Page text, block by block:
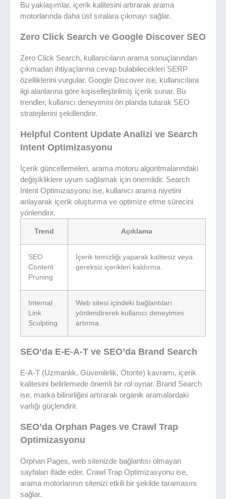
Bu yaklaşımlar, içerik kalitesini artırarak arama
motorlarında daha üst sıralara çıkmayı sağlar.
Zero Click Search ve Google Discover SEO
Zero Click Search, kullanıcıların arama sonuçlarından
çıkmadan ihtiyaçlarına cevap bulabilecekleri SERP
özelliklerini vurgular. Google Discover ise, kullanıcılara
ilgi alanlarına göre kişiselleştirilmiş içerik sunar. Bu
trendler, kullanıcı deneyimini ön planda tutarak SEO
stratejilerini şekillendirir.
Helpful Content Update Analizi ve Search
Intent Optimizasyonu
İçerik güncellemeleri, arama motoru algoritmalarındaki
değişikliklere uyum sağlamak için önemlidir. Search
Intent Optimizasyonu ise, kullanıcı arama niyetini
anlayarak içerik oluşturma ve optimize etme sürecini
yönlendirir.
Trend Açıklama
SEO
Content
Pruning
İçerik temizliği yaparak kalitesiz veya
gereksiz içerikleri kaldırma.
Internal
Link
Sculpting
Web sitesi içindeki bağlantıları
yönlendirerek kullanıcı deneyimini
artırma.
SEO’da E-E-A-T ve SEO’da Brand Search
E-A-T (Uzmanlık, Güvenilirlik, Otorite) kavramı, içerik
kalitesini belirlemede önemli bir rol oynar. Brand Search
ise, marka bilinirliğini artırarak organik aramalardaki
varlığı güçlendirir.
SEO’da Orphan Pages ve Crawl Trap
Optimizasyonu
Orphan Pages, web sitenizde bağlantısı olmayan
sayfaları ifade eder. Crawl Trap Optimizasyonu ise,
arama motorlarının sitenizi etkili bir şekilde taramasını
sağlar.